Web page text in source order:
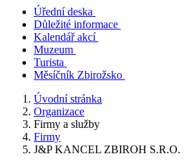
Úřední deska
Důležité informace
Kalendář akcí
Muzeum
Turista
Měsíčník Zbirožsko
Úvodní stránka
Organizace
Firmy a služby
Firmy
J&P KANCEL ZBIROH S.R.O.